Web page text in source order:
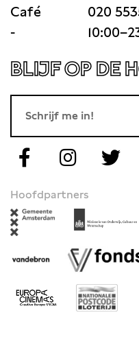
Café
020
-
BLIJF OP DE
Hoofdpartners